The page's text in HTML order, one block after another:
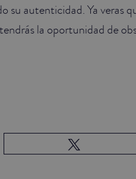
su autenticidad. Ya veras
la oportunidad de